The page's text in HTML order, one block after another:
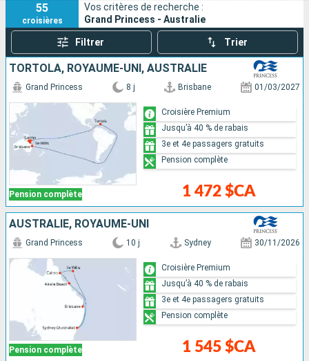
Rechercher
55
croisières
Vos critères de recherche :
Grand Princess - Australie
Filtrer Trier
TORTOLA, ROYAUME-UNI, AUSTRALIE
Pension complète
Grand Princess 8 j Brisbane 01/03/2027
1 472 $CA
Croisière Premium
Jusqu’à 40 % de rabais
3e et 4e passagers gratuits
Pension complète
AUSTRALIE, ROYAUME-UNI
Pension complète
Grand Princess 10 j Sydney 30/11/2026
1 545 $CA
Croisière Premium
Jusqu’à 40 % de rabais
3e et 4e passagers gratuits
Pension complète